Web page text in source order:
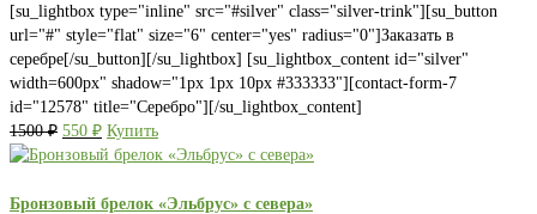
[su_lightbox type="inline" src="#silver" class="silver-trink"][su_button
url="#" style="flat" size="6" center="yes" radius="0"]Заказать в
серебре[/su_button][/su_lightbox] [su_lightbox_content id="silver"
width=600px" shadow="1px 1px 10px #333333"][contact-form-7
id="12578" title="Серебро"][/su_lightbox_content]
1500₽ Первоначальная
цена
1500 ₽.
550 ₽Текущая
цена:
Купить
Бронзовый брелок «Эльбрус» с севера»